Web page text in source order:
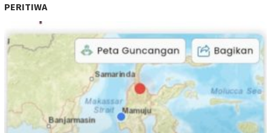
PERITIWA